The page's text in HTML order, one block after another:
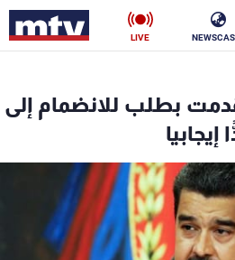
LIVE
بطلب للانضمام إلى
ناس
فن
رياضة